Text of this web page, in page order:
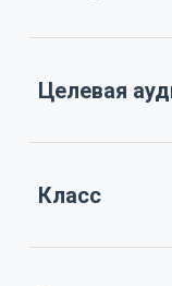
и
Целевая
Класс